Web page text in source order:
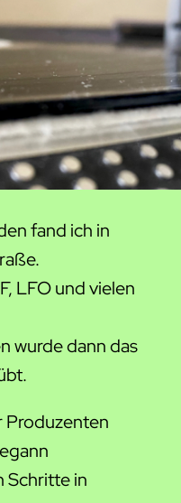
fand ich in
LFO und vielen
wurde dann das
Produzenten
Schritte in